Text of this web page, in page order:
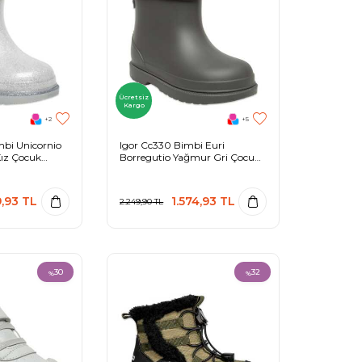
+2
Unicornio
Çocuk
TL
Ücretsiz
Kargo
+5
Igor Cc330 Bimbi Euri
Borregutio Yağmur Gri Çocuk
2.249,90TL 1.574,93 TL
%30 %32